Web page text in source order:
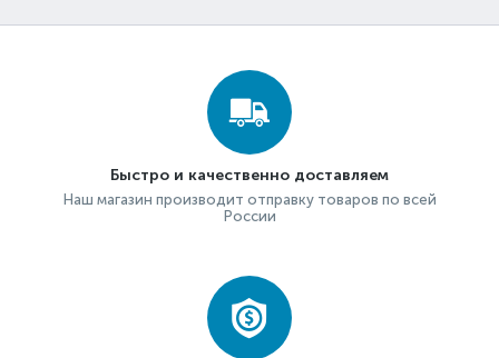
Быстро и качественно доставляем
Наш магазин производит отправку товаров по всей
России